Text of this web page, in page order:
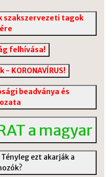
szakszervezeti tagok
felhívása!
KORONAVÍRUS!
beadványa és
a magyar
ezt akarják a